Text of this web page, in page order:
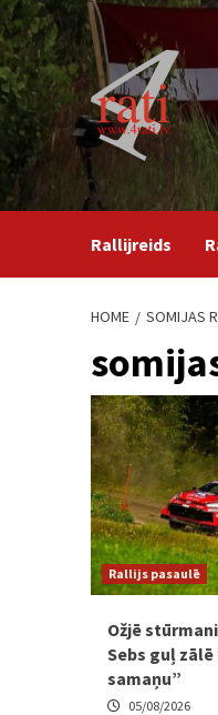
Skip
to
content
Rallijreids
HOME SOMIJAS
Rallijs pasaulē
Ožjē
Sebs guļ zālē
samaņu”
05/08/2026